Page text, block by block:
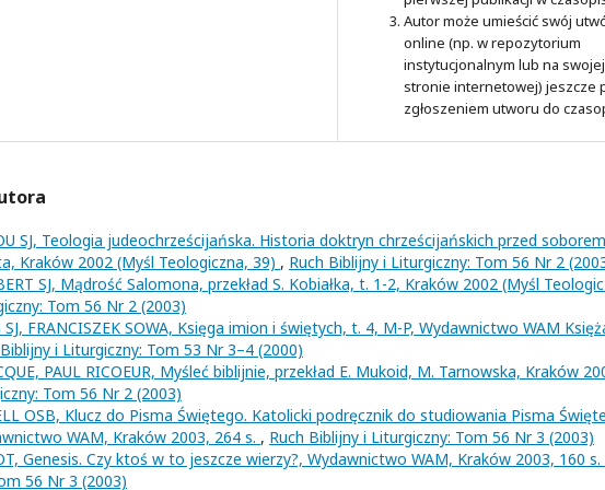
Autor może umieścić swój
online (np. w repozytorium
instytucjonalnym lub na swojej
stronie internetowej) jeszcze
zgłoszeniem utworu do
SJ, Teologia judeochrześcijańska. Historia doktryn chrześcijańskich przed soborem
Kraków 2002 (Myśl Teologiczna, 39) , Ruch Biblijny i Liturgiczny: Tom 56 Nr 2
SJ, Mądrość Salomona, przekład S. Kobiałka, t. 1-2, Kraków 2002 (Myśl
Tom 56 Nr 2 (2003)
SJ, FRANCISZEK SOWA, Księga imion i świętych, t. 4, M-P, Wydawnictwo WAM
i Liturgiczny: Tom 53 Nr 3–4 (2000)
PAUL RICOEUR, Myśleć biblijnie, przekład E. Mukoid, M. Tarnowska, Kraków
Tom 56 Nr 2 (2003)
OSB, Klucz do Pisma Świętego. Katolicki podręcznik do studiowania Pisma
WAM, Kraków 2003, 264 s. , Ruch Biblijny i Liturgiczny: Tom 56 Nr 3 (2003)
Genesis. Czy ktoś w to jeszcze wierzy?, Wydawnictwo WAM, Kraków 2003, 160 s.
56 Nr 3 (2003)